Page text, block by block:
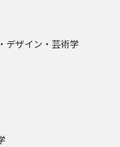
デザイン・芸術学